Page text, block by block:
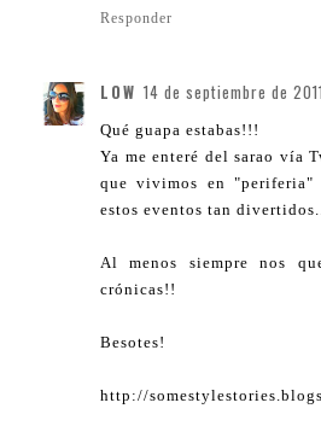
Responder
LOW 14 de septiembre de
Qué guapa estabas!!!
Ya me enteré del sarao vía
que vivimos en "periferia"
estos eventos tan
Al menos siempre nos
crónicas!!
Besotes!
http://